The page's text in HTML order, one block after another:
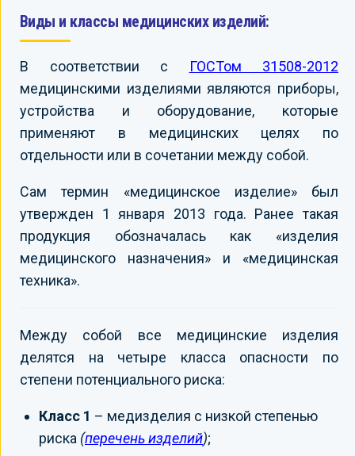
Виды и классы медицинских изделий:
В соответствии с
ГОСТом 31508-2012
медицинскими изделиями являются приборы,
устройства и оборудование, которые
применяют в медицинских целях по
отдельности или в сочетании между собой.
Сам термин «медицинское изделие» был
утвержден 1 января 2013 года. Ранее такая
продукция обозначалась как «изделия
медицинского назначения» и «медицинская
техника».
Между собой все медицинские изделия
делятся на четыре класса опасности по
степени потенциального риска:
Класс 1 – медизделия с низкой степенью
риска (перечень изделий);